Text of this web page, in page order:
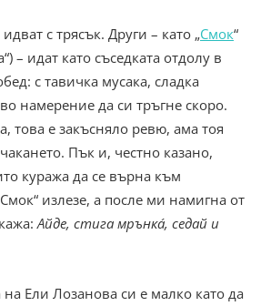
с трясък. Други – като „Смок“
– идат като съседката отдолу в
с тавичка мусака, сладка
намерение да си тръгне скоро.
това е закъсняло ревю, ама тоя
Пък и, честно казано,
куража да се върна към
излезе, а после ми намигна от
Айде, стига мрънка́, седай и
Ели Лозанова си е малко като да